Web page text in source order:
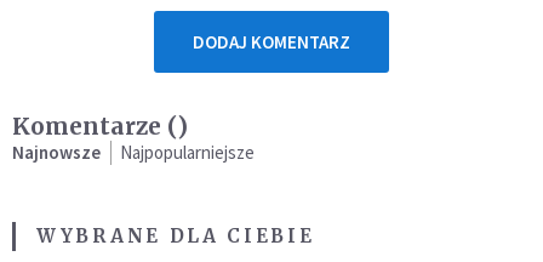
DODAJ KOMENTARZ
Komentarze ()
Najnowsze Najpopularniejsze
WYBRANE DLA CIEBIE